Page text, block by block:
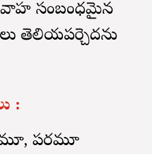
సంబంధమైన
తెలియపర్చెదను
:
పరమూ